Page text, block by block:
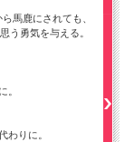
馬鹿にされても、
う勇気を与える。
。
わりに。